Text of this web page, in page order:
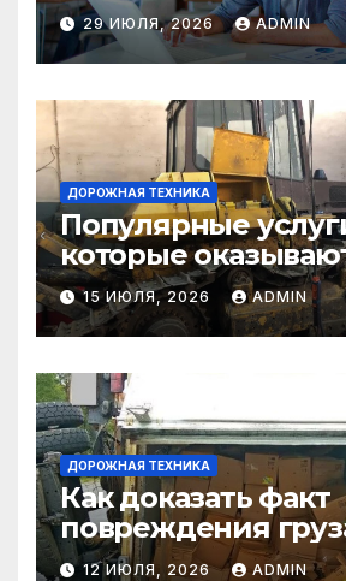
29 ИЮЛЯ, 2026 ADMIN
ДОРОЖНАЯ ТЕХНИКА
Популярные
которые
самосвалы в
и логистике
15 ИЮЛЯ, 2026 ADMIN
ДОРОЖНАЯ ТЕХНИКА
Как доказать факт
повреждения
страховом случае
12 ИЮЛЯ, 2026 ADMIN